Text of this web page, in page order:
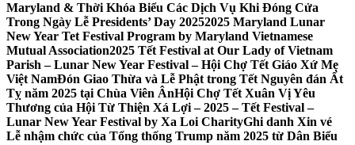
Maryland & Thời Khóa Biểu Các Dịch Vụ Khi Đóng Cửa
Trong Ngày Lễ Presidents’ Day 20252025 Maryland Lunar
New Year Tet Festival Program by Maryland Vietnamese
Mutual Association2025 Tết Festival at Our Lady of Vietnam
Parish – Lunar New Year Festival – Hội Chợ Tết Giáo Xứ Mẹ
Việt NamĐón Giao Thừa và Lễ Phật trong Tết Nguyên đán Ất
Tỵ năm 2025 tại Chùa Viên ÂnHội Chợ Tết Xuân Vị Yêu
Thương của Hội Từ Thiện Xá Lợi – 2025 – Tết Festival –
Lunar New Year Festival by Xa Loi CharityGhi danh Xin vé
Lễ nhậm chức của Tổng thống Trump năm 2025 từ Dân Biểu